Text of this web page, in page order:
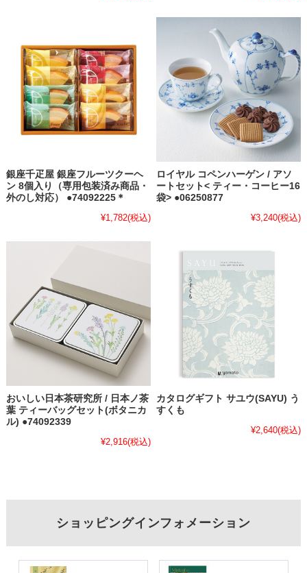
銀座千疋屋 銀座フルーツクーヘ
ン 8個入り（専用包装済み商品・
外のし対応） ●74092225＊
¥1,782(税込)
ロイヤル コペンハーゲン / アソ
ートセット< ティー・コーヒー16
袋> ●06250877
¥3,240(税込)
おいしい日本茶研究所 / 日本ノ茶
葉 ティーバッグセット(ボタニカ
ル) ●74092339
¥2,916(税込)
カタログギフト サユウ(SAYU) う
すくも
¥2,640(税込)
ショッピングインフォメーション